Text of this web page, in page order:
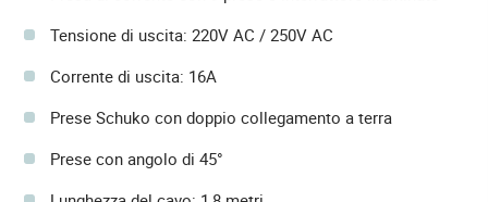
Tensione di uscita: 220V AC / 250V AC
Corrente di uscita: 16A
Prese Schuko con doppio collegamento a terra
Prese con angolo di 45°